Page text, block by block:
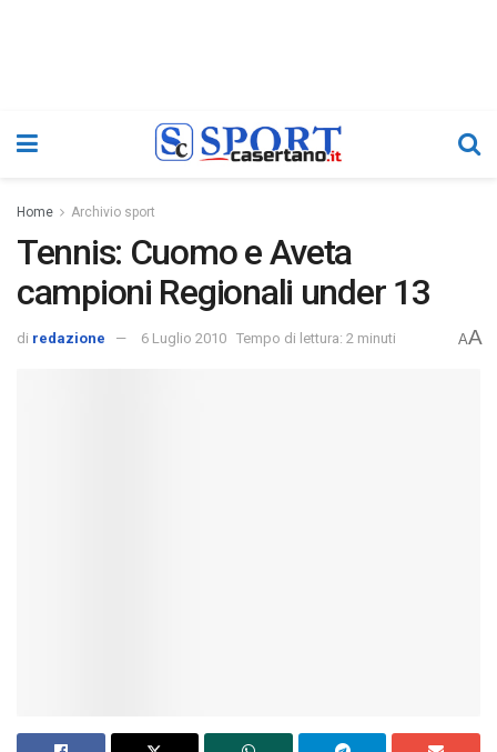
Home Archivio sport
Tennis: Cuomo e Aveta
campioni Regionali under 13
di redazione 6 Luglio 2010 Tempo di lettura: 2 minuti AA